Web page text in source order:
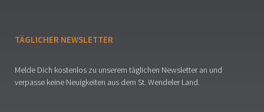
TÄGLICHER NEWSLETTER
Melde Dich kostenlos zu unserem täglichen Newsletter an und
verpasse keine Neuigkeiten aus dem St. Wendeler Land.